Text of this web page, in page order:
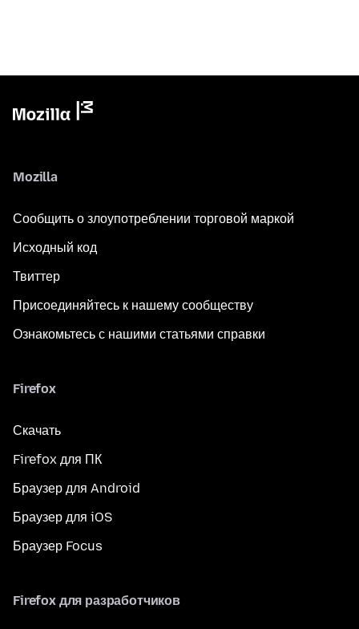
Mozilla
Сообщить о злоупотреблении торговой маркой
Исходный код
Твиттер
Присоединяйтесь к нашему сообществу
Ознакомьтесь с нашими статьями справки
Firefox
Скачать
Firefox для ПК
Браузер для Android
Браузер для iOS
Браузер Focus
Firefox для разработчиков